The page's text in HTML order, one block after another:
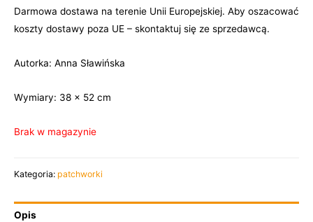
Darmowa dostawa na terenie Unii Europejskiej. Aby oszacować
koszty dostawy poza UE – skontaktuj się ze sprzedawcą.
Autorka: Anna Sławińska
Wymiary: 38 x 52 cm
Brak w magazynie
Kategoria: patchworki
Opis